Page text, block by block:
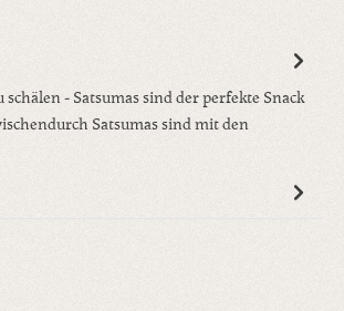
- Satsumas sind der perfekte Snack
Satsumas sind mit den